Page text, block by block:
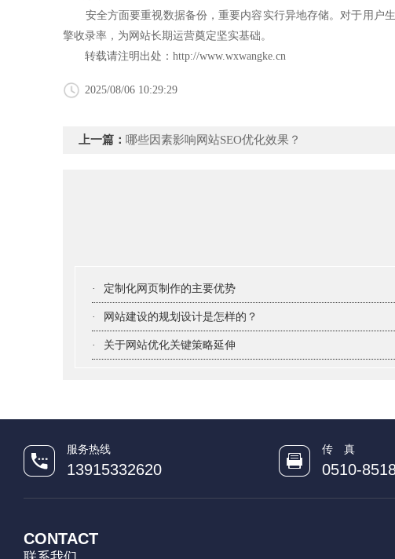
安全方面要重视数据备份，重要内容实行异地存储。对于用户生
擎收录率，为网站长期运营奠定坚实基础。
转载请注明出处： http://www.wxwangke.cn
2025/08/06 10:29:29
上一篇： 哪些因素影响网站SEO优化效果？
· 定制化网页制作的主要优势
· 网站建设的规划设计是怎样的？
· 关于网站优化关键策略延伸
服务热线
13915332620
传 真
0510-
CONTACT